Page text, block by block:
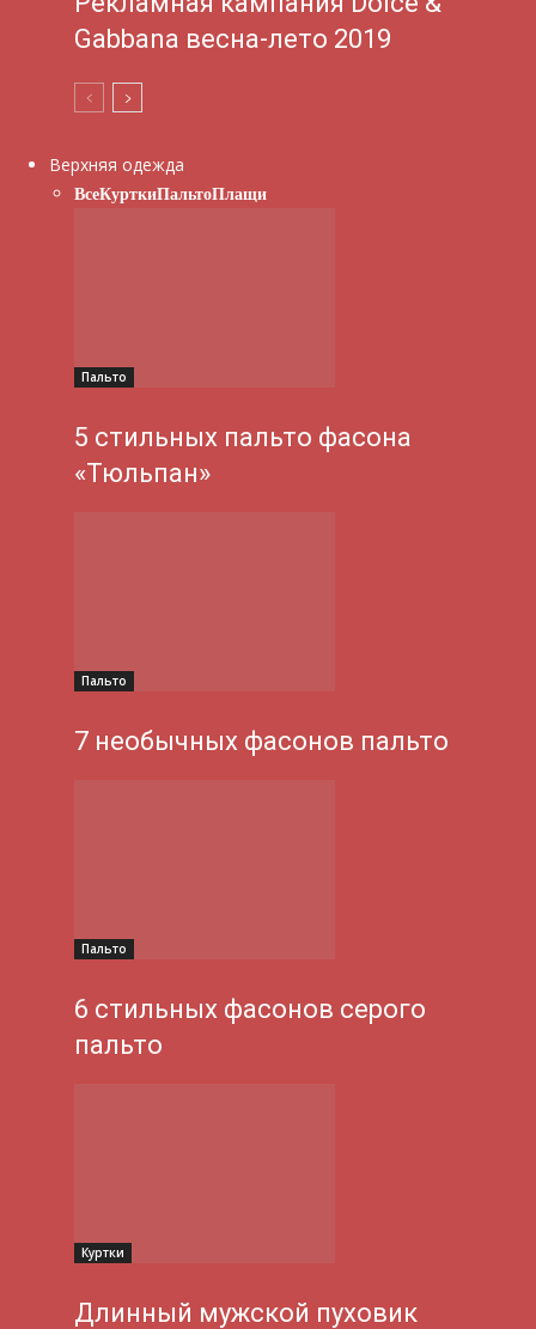
Gabbana весна-лето 2019
Верхняя одежда
ВсеКурткиПальтоПлащи
Пальто
5 стильных пальто фасона
«Тюльпан»
Пальто
7 необычных фасонов пальто
Пальто
6 стильных фасонов серого
пальто
Куртки
Длинный мужской пуховик